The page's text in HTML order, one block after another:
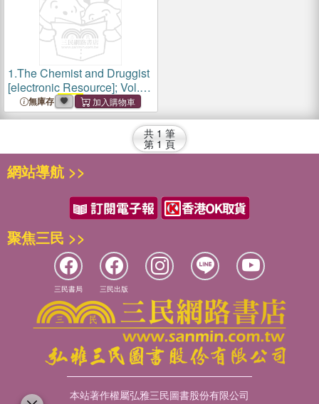
1.The Chemist and Druggist
[electronic Resource]; Vol.
137 = no.3252(6 June
1942)
無庫存
共 1 筆
第 1 頁
網站導航 >>
聚焦三民 >>
三民書局 三民出版
本站著作權屬弘雅三民圖書股份有限公司